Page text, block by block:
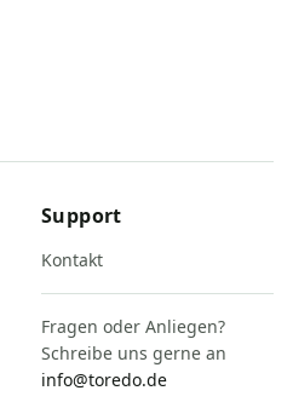
Support
Kontakt
Fragen oder Anliegen?
Schreibe uns gerne an
info@toredo.de